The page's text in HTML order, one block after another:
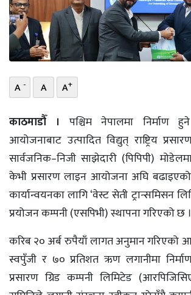
छापा
खोज
ऊर्जा
विशेष
A - A A+
काठमाडौँ ।पश्चिम नेपालमा निर्माण
आयोजनाबाट उत्पादित विद्युत् राष्ट्रिय
सार्वजनिक–निजी साझेदारी (पिपिपी)
केभी प्रसारण लाइन आयोजना अघि
कार्यान्वयनका लागि ‘वेस्ट सेती ट्रान्समिसन
प्रयोजन कम्पनी (एसपिभी) स्थापना गरिएको छ ।
करिब २० अर्ब रुपैयाँ लागत अनुमान गरिएको
स्वपुँजी र ७० प्रतिशत ऋण लगानीमा निर्माण
प्रसारण ग्रिड कम्पनी लिमिटेड